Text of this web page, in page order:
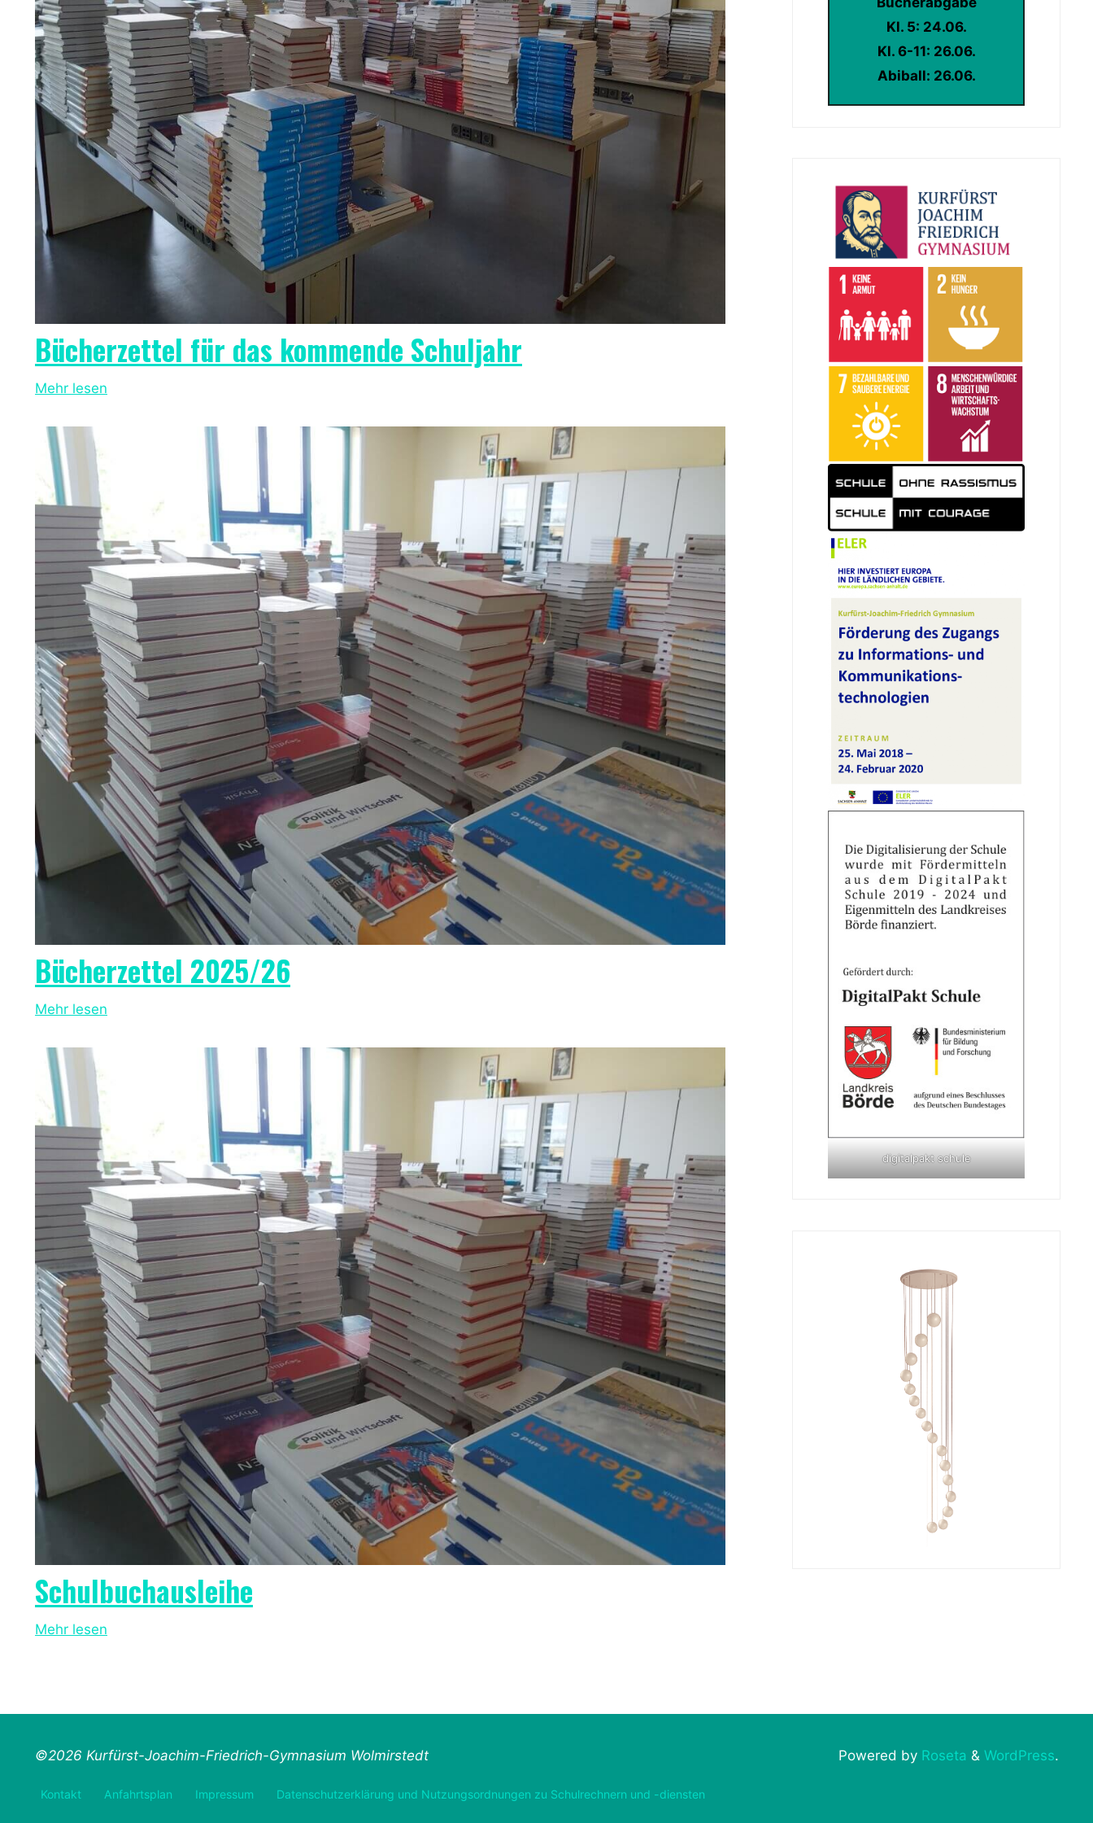
Bücherzettel für das kommende Schuljahr
Mehr lesen
Bücherzettel 2025/26
Mehr lesen
Schulbuchausleihe
Mehr lesen
Kl. 5: 24.06.
Kl. 6-11: 26.06.
Abiball: 26.06.
digitalpakt schule
Powered byRoseta & WordPress.
©2026 Kurfürst-Joachim-Friedrich-Gymnasium Wolmirstedt
Kontakt Anfahrtsplan Impressum Datenschutzerklärung und Nutzungsordnungen zu Schulrechnern und -diensten